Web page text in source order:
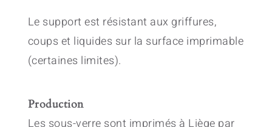
Le support est résistant aux griffures,
coups et liquides sur la surface imprimable
(certaines limites).
Production